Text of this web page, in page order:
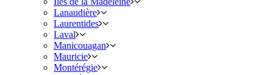
Lanaudière
Laurentides
Laval
Manicouagan
Mauricie
Montérégie